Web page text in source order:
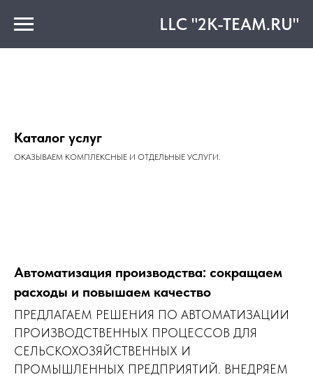
LLC "2K-TEAM.RU"
Каталог услуг
ОКАЗЫВАЕМ КОМПЛЕКСНЫЕ И ОТДЕЛЬНЫЕ УСЛУГИ.
Автоматизация производства: сокращаем
расходы и повышаем качество
ПРЕДЛАГАЕМ РЕШЕНИЯ ПО АВТОМАТИЗАЦИИ
ПРОИЗВОДСТВЕННЫХ ПРОЦЕССОВ ДЛЯ
СЕЛЬСКОХОЗЯЙСТВЕННЫХ И
ПРОМЫШЛЕННЫХ ПРЕДПРИЯТИЙ. ВНЕДРЯЕМ